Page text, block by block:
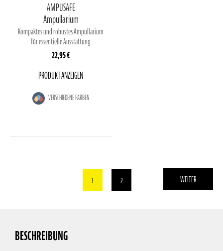
AMPUSAFE
Ampullarium
Kompaktes und robustes Ampullarium
für essentielle Ausstattung
22,95 €
PRODUKT ANZEIGEN
VERSCHIEDENE FARBEN
Sie
lesen
1 Seite
2 WEITER
BESCHREIBUNG